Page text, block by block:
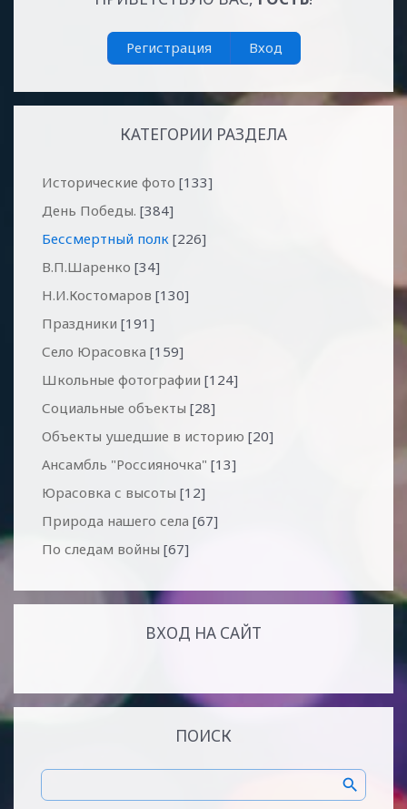
Регистрация Вход
КАТЕГОРИИ РАЗДЕЛА
Исторические фото [133]
День Победы. [384]
Бессмертный полк [226]
В.П.Шаренко [34]
Н.И.Костомаров [130]
Праздники [191]
Село Юрасовка [159]
Школьные фотографии [124]
Социальные объекты [28]
Объекты ушедшие в историю [20]
Ансамбль "Россияночка" [13]
Юрасовка с высоты [12]
Природа нашего села [67]
По следам войны [67]
ВХОД НА САЙТ
ПОИСК